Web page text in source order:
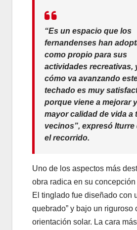
“Es un espacio que los
fernandenses han
como propio para sus
actividades recreativas,
cómo va avanzando
techado es muy
porque viene a mejorar
mayor calidad de vida a
vecinos”, expresó Iturre
el recorrido.
Uno de los aspectos más
obra radica en su
El tinglado fue diseñado con
quebrado” y bajo un riguroso
orientación solar. La cara